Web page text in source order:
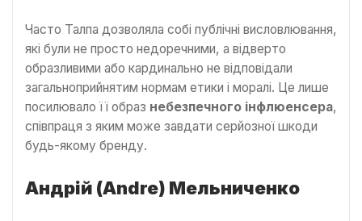
Часто Талпа дозволяла собі публічні висловлювання,
які були не просто недоречними, а відверто
образливими або кардинально не відповідали
загальноприйнятим нормам етики і моралі. Це лише
посилювало її образ небезпечного інфлюенсера,
співпраця з яким може завдати серйозної шкоди
будь-якому бренду.
Андрій (Andre) Мельниченко